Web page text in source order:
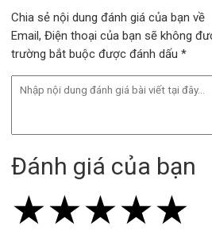
Chia sẻ nội dung đánh giá của bạn về
Email, Điện thoại của bạn sẽ không
trường bắt buộc được đánh dấu *
Đánh giá của bạn
★
★★
★★★
★★★★
★★★★★